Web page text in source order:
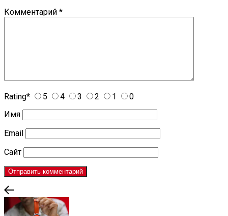
Комментарий *
Rating* 5 4 3 2 1
0
Имя
Email
Сайт